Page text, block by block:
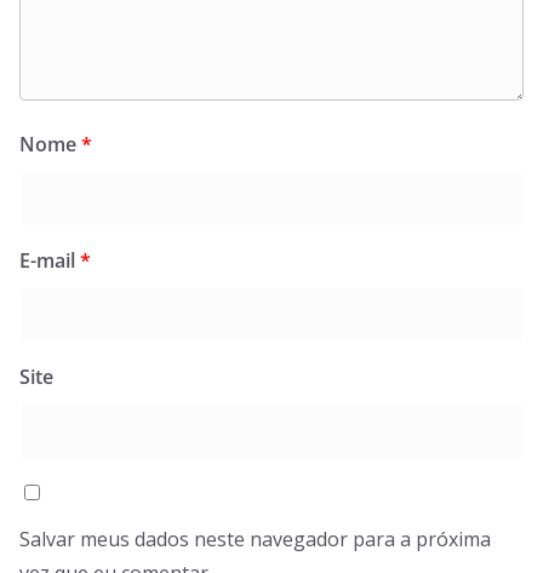
Nome*
E-mail*
Site
Salvar meus dados neste navegador para a próxima